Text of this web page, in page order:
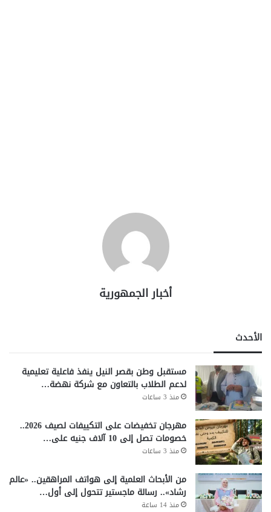
أخبار الجمهورية
الأحدث
مستقبل وطن بقصر النيل ينفذ فاعلية تعليمية
لدعم الطلاب بالتعاون مع شركة نهضة…
منذ 3 ساعات
مهرجان تخفيضات على التكييفات لصيف 2026..
خصومات تصل إلى 10 آلاف جنيه على…
منذ 3 ساعات
من الأبحاث العلمية إلى هواتف المراهقين.. «عالم
رشاد».. رسالة ماجستير تتحول إلى أول…
منذ 14 ساعة